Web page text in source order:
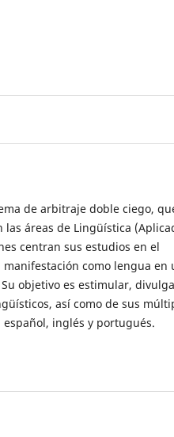
de arbitraje doble ciego,
áreas de Lingüística
centran sus estudios en el
como lengua en
objetivo es estimular,
así como de sus
inglés y portugués.